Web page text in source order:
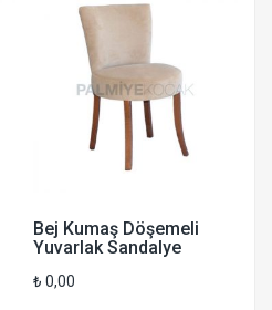
Bej Kumaş Döşemeli
Yuvarlak Sandalye
₺ 0,00